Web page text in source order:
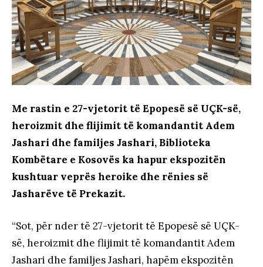
Me rastin e 27-vjetorit të Epopesë së UÇK-së,
heroizmit dhe flijimit të komandantit Adem
Jashari dhe familjes Jashari, Biblioteka
Kombëtare e Kosovës ka hapur ekspozitën
kushtuar veprës heroike dhe rënies së
Jasharëve të Prekazit.
“Sot, për nder të 27-vjetorit të Epopesë së UÇK-
së, heroizmit dhe flijimit të komandantit Adem
Jashari dhe familjes Jashari, hapëm ekspozitën